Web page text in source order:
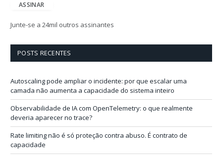
e
ç
i
l
ASSINAR
Junte-se a 24mil outros assinantes
POSTS RECENTES
Autoscaling pode ampliar o incidente: por que escalar uma
camada não aumenta a capacidade do sistema inteiro
Observabilidade de IA com OpenTelemetry: o que realmente
deveria aparecer no trace?
Rate limiting não é só proteção contra abuso. É contrato de
capacidade